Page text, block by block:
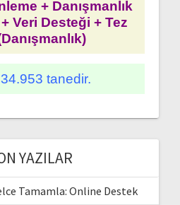
+ Danışmanlık
Veri Desteği + Tez
tanedir.
YAZILAR
Tamamla: Online Destek